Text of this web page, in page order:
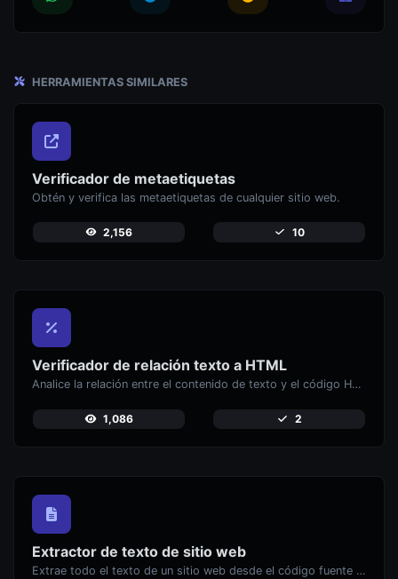
HERRAMIENTAS SIMILARES
Verificador de metaetiquetas
Obtén y verifica las metaetiquetas de cualquier sitio web.
2,156 10
Verificador de relación texto a HTML
Analice la relación entre el contenido de texto y el código HTML para la optimización
1,086 2
Extractor de texto de sitio web
Extrae todo el texto de un sitio web desde el código fuente de la página.